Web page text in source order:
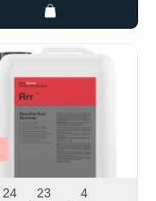
24 23 4